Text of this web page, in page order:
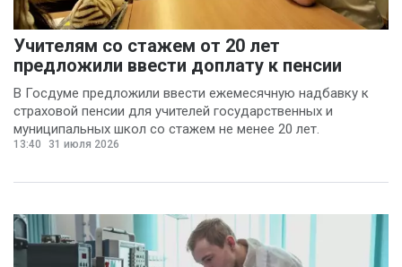
Учителям со стажем от 20 лет
предложили ввести доплату к пенсии
В Госдуме предложили ввести ежемесячную надбавку к
страховой пенсии для учителей государственных и
муниципальных школ со стажем не менее 20 лет.
13:40 31 июля 2026